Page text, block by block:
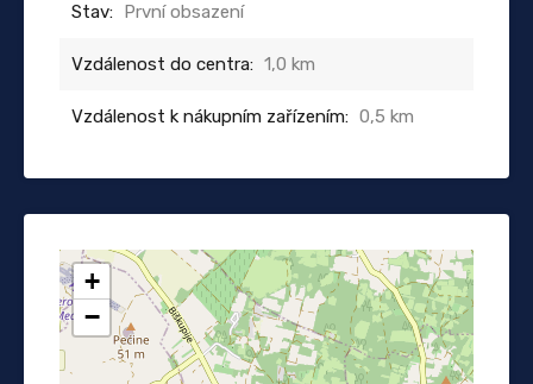
Stav: První obsazení
Vzdálenost do centra: 1,0 km
Vzdálenost k nákupním zařízením: 0,5 km
+
−